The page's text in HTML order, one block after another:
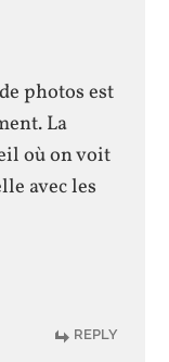
photos est
La
où on voit
avec les
REPLY